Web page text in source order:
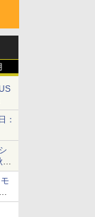
：
葉
7